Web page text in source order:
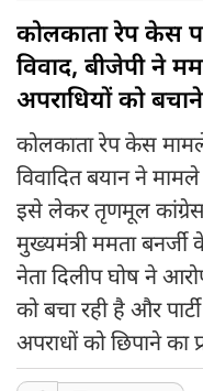
कोलकाता रेप केस
विवाद, बीजेपी ने
अपराधियों को
कोलकाता रेप केस
विवादित बयान ने
इसे लेकर तृणमूल
मुख्यमंत्री ममता
नेता दिलीप घोष ने
को बचा रही है और
अपराधों को छिपाने का